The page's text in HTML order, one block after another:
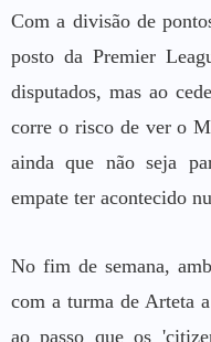
Com a divisão de
posto da Premier
disputados, mas ao
corre o risco de ver o
ainda que não seja
empate ter acontecido
No fim de semana,
com a turma de Arteta
ao passo que os